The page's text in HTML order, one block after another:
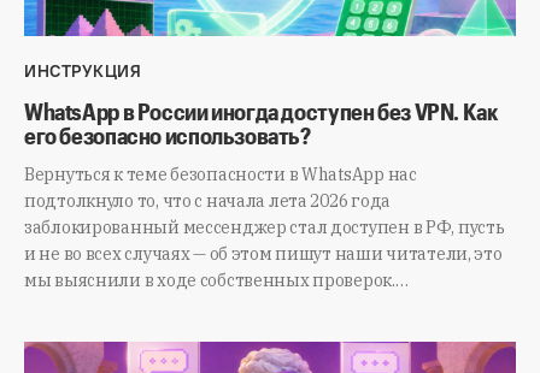
ИНСТРУКЦИЯ
WhatsApp в России иногда доступен без VPN. Как
его безопасно использовать?
Вернуться к теме безопасности в WhatsApp нас
подтолкнуло то, что с начала лета 2026 года
заблокированный мессенджер стал доступен в РФ, пусть
и не во всех случаях — об этом пишут наши читатели, это
мы выяснили в ходе собственных проверок.…